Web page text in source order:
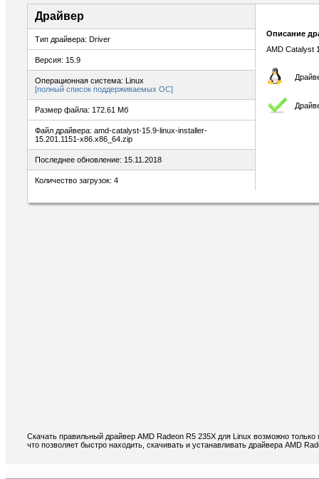
Драйвер
Тип драйвера: Driver
Версия: 15.9
Операционная система: Linux
[полный список поддерживаемых ОС]
Размер файла: 172.61 Мб
Файл драйвера: amd-catalyst-15.9-linux-installer-
15.201.1151-x86.x86_64.zip
Последнее обновление: 15.11.2018
Количество загрузок: 4
Описание
AMD Catalyst
Скачать правильный драйвер AMD Radeon R5 235X для Linux возможно
что позволяет быстро находить, скачивать и устанавливать драйвера AMD